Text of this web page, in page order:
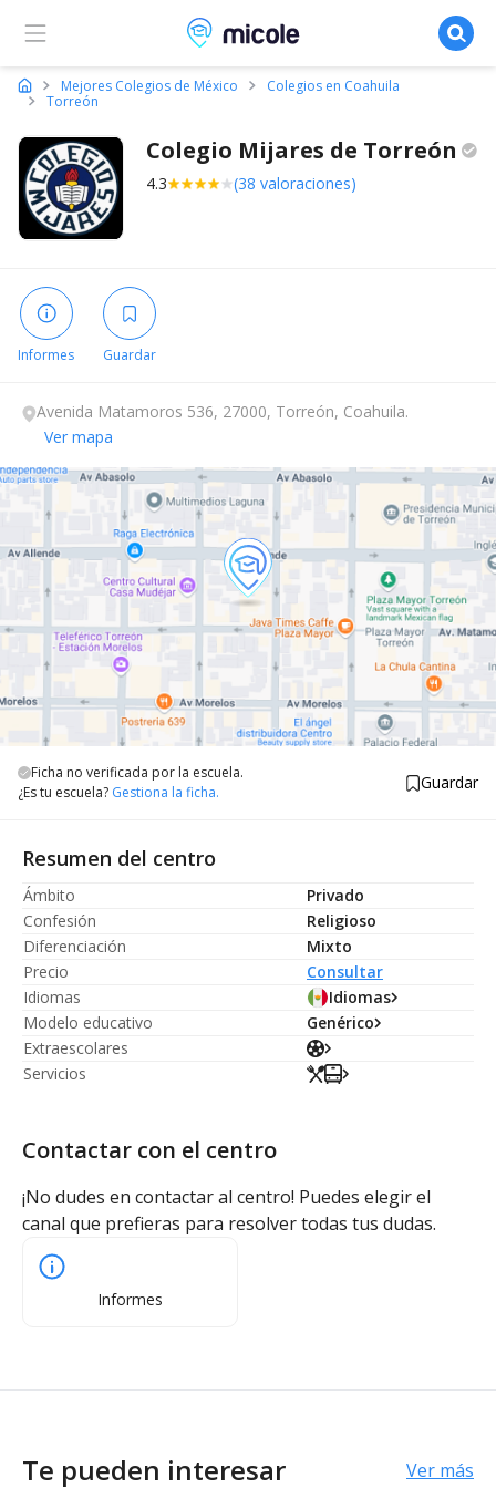
Micole, buscador de colegios
Mejores Colegios de México
Colegios en Coahuila
Torreón
Colegio Mijares de Torreón
4.3 (38 valoraciones)
Informes Guardar
Avenida Matamoros 536, 27000, Torreón, Coahuila.
Ver mapa
Ficha no verificada por la escuela.
¿Es tu escuela? Gestiona la ficha. Guardar
Resumen del centro
Ámbito
Privado
Confesión
Religioso
Diferenciación
Mixto
Precio
Consultar
Idiomas
Idiomas
Modelo educativo
Genérico
Extraescolares
Servicios
Contactar con el centro
¡No dudes en contactar al centro! Puedes elegir el
canal que prefieras para resolver todas tus dudas.
Informes
Te pueden interesar Ver más